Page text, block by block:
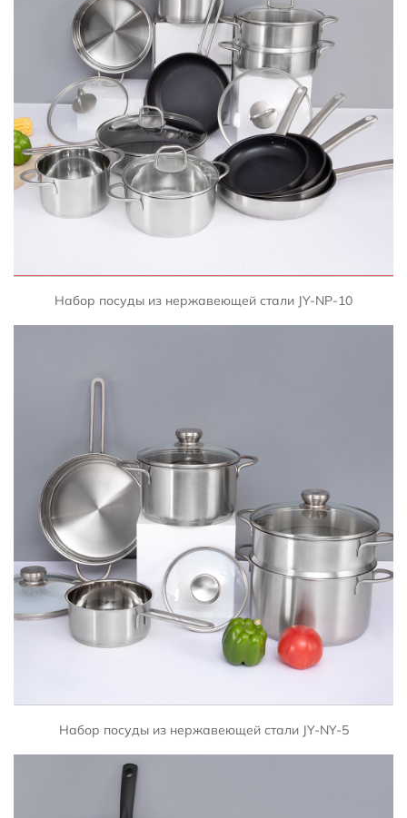
Набор посуды из нержавеющей стали JY-NP-10
Набор посуды из нержавеющей стали JY-NY-5